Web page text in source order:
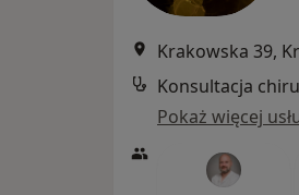
Krakowska 39,
Konsultacja
Pokaż więcej